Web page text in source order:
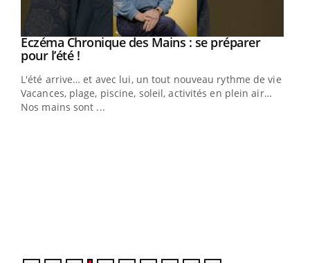
Youtube
Eczéma Chronique des Mains : se préparer
pour l’été !Youtube
L'été arrive… et avec lui, un tout nouveau rythme de vie !
Vacances, plage, piscine, soleil, activités en plein air…
Nos mains sont ...